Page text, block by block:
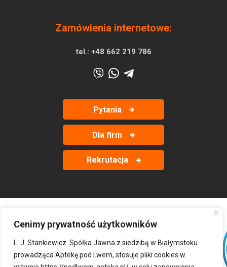
Cenimy prywatność użytkowników
L. J. Stankiewicz. Spółka Jawna z siedzibą w Białymstoku
prowadząca Aptekę pod Lwem, stosuje pliki cookies w
Zamówienia internetowe:
tel.: +48 662 219 786
Pytania
Dla firm
Rekrutacja
‹